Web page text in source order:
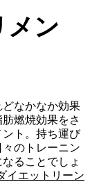
メン
なかなか効果
燃焼効果をさ
ト。持ち運び
のトレーニン
ることでしょ
イエットリーン